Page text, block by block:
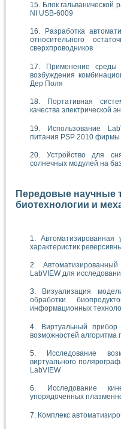
Блок гальванической
NI USB-6009
Разработка
относительного
сверхпроводников
Применение среды
возбуждения
Дер Поля
Портативная
качества электрической
Использование
питания PSP 2010 фирмы
Устройство для
солнечных модулей на
Передовые научные
биотехнологии и
характеристик
LabVIEW для
Визуализация
обработки
информационных
Виртуальный
возможностей алгоритма
Исследование
виртуального
LabVIEW
Исследование
упорядоченных
Комплекс